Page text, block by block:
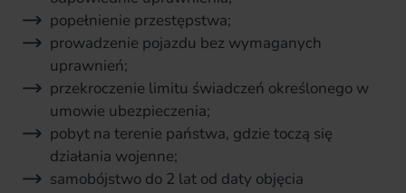
popełnienie przestępstwa;
prowadzenie pojazdu bez wymaganych
uprawnień;
przekroczenie limitu świadczeń określonego w
umowie ubezpieczenia;
pobyt na terenie państwa, gdzie toczą się
działania wojenne;
samobójstwo do 2 lat od daty objęcia